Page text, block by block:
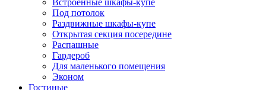
Встроенные шкафы-купе
Под потолок
Раздвижные шкафы-купе
Открытая секция посередине
Распашные
Гардероб
Для маленького помещения
Эконом
Гостиные